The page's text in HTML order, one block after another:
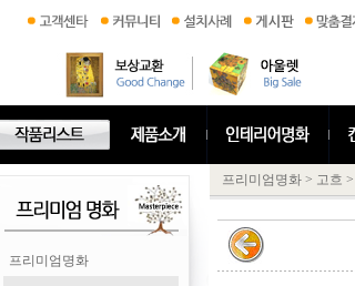
프리미엄명화
프리미엄명화 > 고흐 >